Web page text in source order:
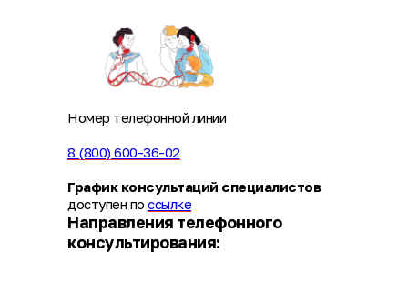
Номер телефонной линии
8 (800) 600-36-02
График консультаций специалистов
доступен по ссылке
Направления телефонного
консультирования: